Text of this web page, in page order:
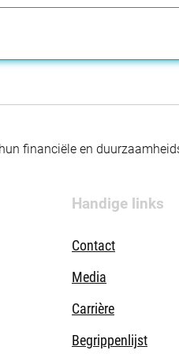
financiële en
Handige links
Contact
Media
Carrière
Begrippenlijst